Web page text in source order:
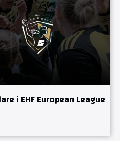
i EHF European League